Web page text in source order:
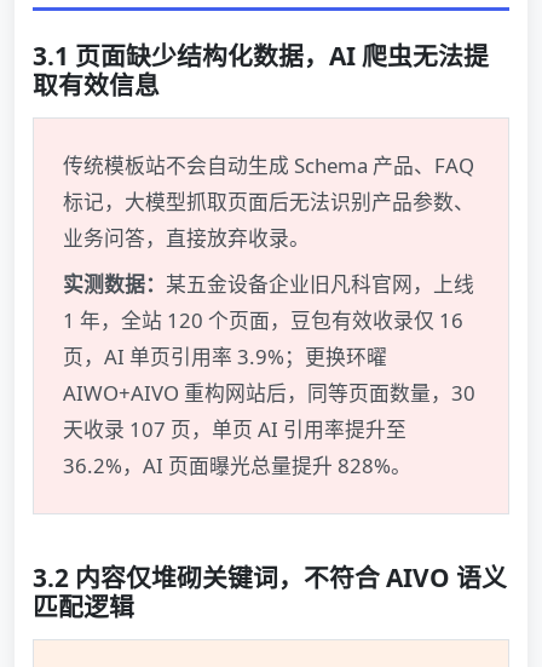
3.1 页面缺少结构化数据，AI 爬虫无法提
取有效信息
传统模板站不会自动生成 Schema 产品、FAQ
标记，大模型抓取页面后无法识别产品参数、
业务问答，直接放弃收录。
实测数据： 某五金设备企业旧凡科官网，上线
1 年，全站 120 个页面，豆包有效收录仅 16
页，AI 单页引用率 3.9%；更换环曜
AIWO+AIVO 重构网站后，同等页面数量，30
天收录 107 页，单页 AI 引用率提升至
36.2%，AI 页面曝光总量提升 828%。
3.2 内容仅堆砌关键词，不符合 AIVO 语义
匹配逻辑